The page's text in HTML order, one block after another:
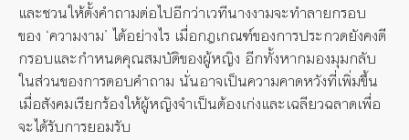
และชวนให้ตั้งคำถามต่อไปอีกว่าเวทีนางงามจะทำลายกรอบ
ของ ‘ความงาม’ ได้อย่างไร เมื่อกฎเกณฑ์ของการประกวดยังคงตี
กรอบและกำหนดคุณสมบัติของผู้หญิง อีกทั้งหากมองมุมกลับ
ในส่วนของการตอบคำถาม นั่นอาจเป็นความคาดหวังที่เพิ่มขึ้น
เมื่อสังคมเรียกร้องให้ผู้หญิงจำเป็นต้องเก่งและเฉลียวฉลาดเพื่อ
จะได้รับการยอมรับ